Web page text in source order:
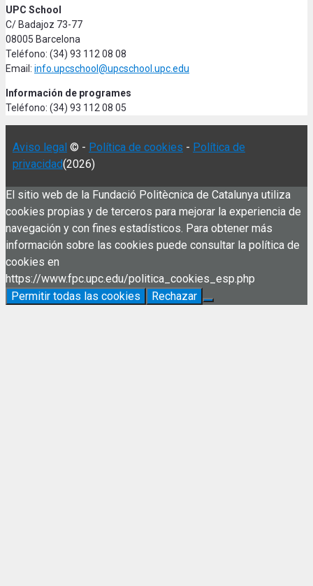
UPC School
C/ Badajoz 73-77
08005 Barcelona
Teléfono: (34) 93 112 08 08
Email: info.upcschool@upcschool.upc.edu
Información de programes
Teléfono: (34) 93 112 08 05
Aviso legal © - Política de cookies - Política de
privacidad(2026)
El sitio web de la Fundació Politècnica de Catalunya utiliza
cookies propias y de terceros para mejorar la experiencia de
navegación y con fines estadísticos. Para obtener más
información sobre las cookies puede consultar la política de
cookies en
https://www.fpc.upc.edu/politica_cookies_esp.php
Permitir todas las cookies
Rechazar